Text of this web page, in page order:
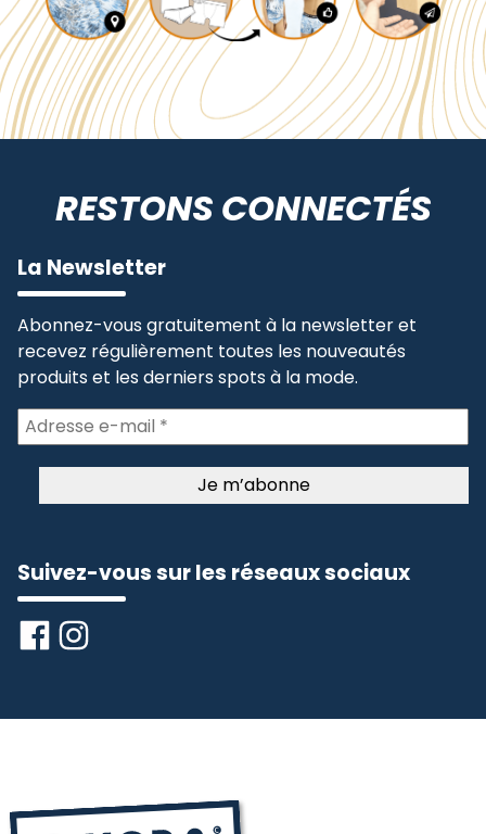
RESTONS CONNECTÉS
La Newsletter
Abonnez-vous gratuitement à la newsletter et
recevez régulièrement toutes les nouveautés
produits et les derniers spots à la mode.
Suivez-vous sur les réseaux sociaux